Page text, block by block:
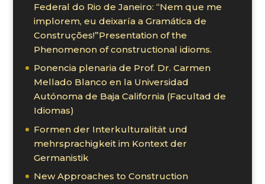
Federal do Rio de Janeiro: “Nem que me
implorem, eu deixaría a Gramática de
Construções!”Presentation of the
Phenomenon of constructional idioms.
Ponencia plenaria de Prof. Dr. Carmen
Mellado Blanco en la Universidad
Autónoma de Baja California (Facultad de
Idiomas)
Formen der Interkulturalität und
mehrsprachigkeit im Kontext der
Germanistik
New Approaches to Construction